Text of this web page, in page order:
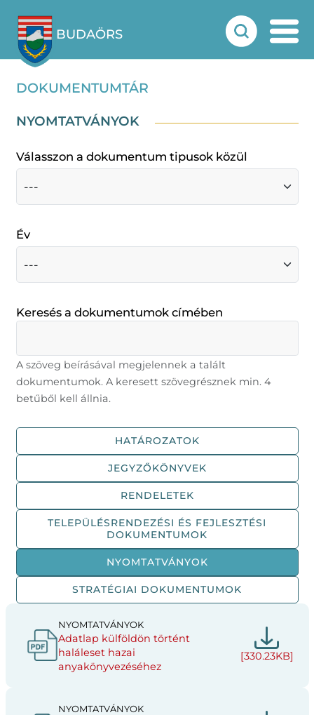
BUDAÖRS
DOKUMENTUMTÁR
NYOMTATVÁNYOK
Válasszon a dokumentum tipusok közül
Év
Keresés a dokumentumok címében
A szöveg beírásával megjelennek a talált
dokumentumok. A keresett szövegrésznek min. 4
betűből kell állnia.
HATÁROZATOK
JEGYZŐKÖNYVEK
RENDELETEK
TELEPÜLÉSRENDEZÉSI ÉS FEJLESZTÉSI
DOKUMENTUMOK
NYOMTATVÁNYOK
STRATÉGIAI DOKUMENTUMOK
NYOMTATVÁNYOK
Adatlap külföldön történt
haláleset hazai
anyakönyvezéséhez
[330.23KB]
NYOMTATVÁNYOK